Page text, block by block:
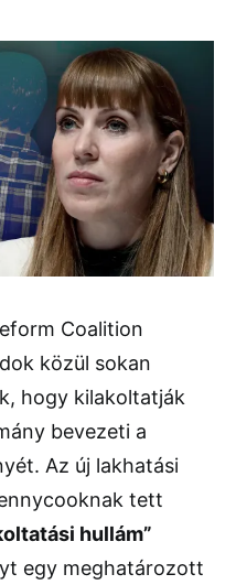
Coalition
közül sokan
hogy kilakoltatják
bevezeti a
Az új lakhatási
tett
hullám”
egy meghatározott